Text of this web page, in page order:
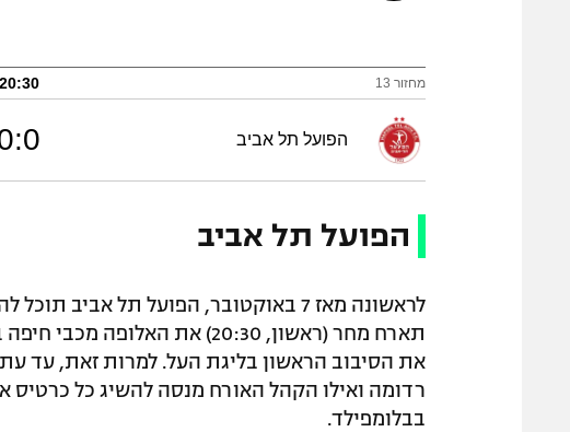
מחזור 13 20:30
הפועל תל אביב 0
:
הפועל תל אביב
את הסיבוב הראשון בליגת העל. למרות זאת, עד
בבלומפילד.